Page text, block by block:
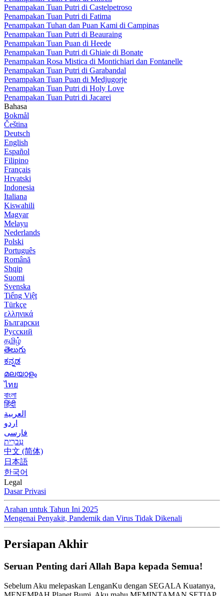
Penampakan Tuan Putri di Castelpetroso
Penampakan Tuan Putri di Fatima
Penampakan Tuhan dan Puan Kami di Campinas
Penampakan Tuan Putri di Beauraing
Penampakan Tuan Puan di Heede
Penampakan Tuan Putri di Ghiaie di Bonate
Penampakan Rosa Mistica di Montichiari dan Fontanelle
Penampakan Tuan Putri di Garabandal
Penampakan Tuan Puan di Medjugorje
Penampakan Tuan Putri di Holy Love
Penampakan Tuan Putri di Jacarei
Bahasa
Bokmål
Čeština
Deutsch
English
Español
Filipino
Français
Hrvatski
Indonesia
Italiana
Kiswahili
Magyar
Melayu
Nederlands
Polski
Português
Română
Shqip
Suomi
Svenska
Tiếng Việt
Türkçe
ελληνικά
Български
Русский
தமிழ்
తెలుగు
ಕನ್ನಡ
മലയാളം
ไทย
বাংলা
हिंदी
العربية
اردو
فارسی
עִברִית
中文 (简体)
日本語
한국어
Legal
Dasar Privasi
Arahan untuk Tahun Ini 2025
Mengenai Penyakit, Pandemik dan Virus Tidak Dikenali
Persiapan Akhir
Seruan Penting dari Allah Bapa kepada Semua!
Sebelum Aku melepaskan LenganKu dengan SEGALA Kuatanya,